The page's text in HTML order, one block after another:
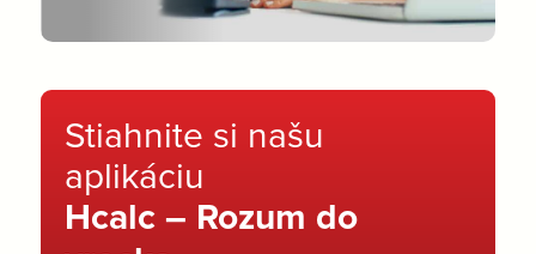
Stiahnite si našu
aplikáciu
Hcalc – Rozum do